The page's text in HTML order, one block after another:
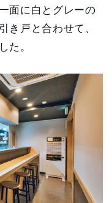
面に白とグレーの
戸と合わせて、
た。